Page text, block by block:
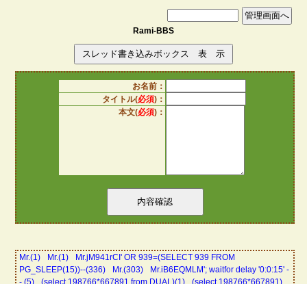
Rami-BBS
お名前：
タイトル(必須)：
本文(必須)：
Mr.(1) Mr.(1)
Mr.jM941rCI' OR 939=(SELECT 939 FROM
PG_SLEEP(15))--(336)
Mr.(303)
Mr.iB6EQMLM'; waitfor delay '0:0:15' -
- (5)
(select 198766*667891 from DUAL)(1)
(select 198766*667891)